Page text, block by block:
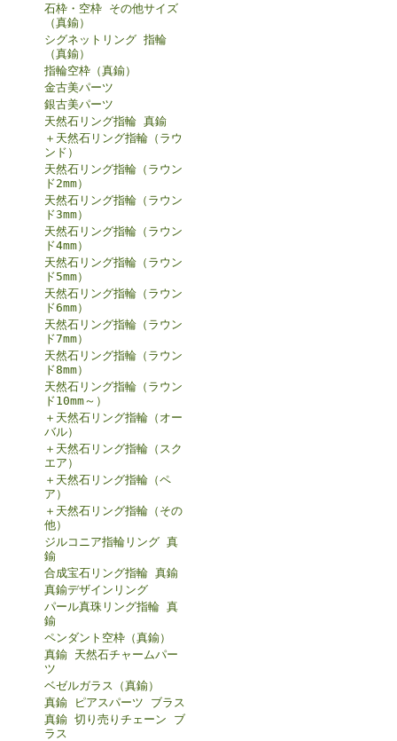
石枠・空枠 その他サイズ
（真鍮）
シグネットリング 指輪
（真鍮）
指輪空枠（真鍮）
金古美パーツ
銀古美パーツ
天然石リング指輪 真鍮
＋天然石リング指輪（ラウ
ンド）
天然石リング指輪（ラウン
ド2mm）
天然石リング指輪（ラウン
ド3mm）
天然石リング指輪（ラウン
ド4mm）
天然石リング指輪（ラウン
ド5mm）
天然石リング指輪（ラウン
ド6mm）
天然石リング指輪（ラウン
ド7mm）
天然石リング指輪（ラウン
ド8mm）
天然石リング指輪（ラウン
ド10mm～）
＋天然石リング指輪（オー
バル）
＋天然石リング指輪（スク
エア）
＋天然石リング指輪（ペ
ア）
＋天然石リング指輪（その
他）
ジルコニア指輪リング 真
鍮
合成宝石リング指輪 真鍮
真鍮デザインリング
パール真珠リング指輪 真
鍮
ペンダント空枠（真鍮）
真鍮 天然石チャームパー
ツ
ベゼルガラス（真鍮）
真鍮 ピアスパーツ ブラス
真鍮 切り売りチェーン ブ
ラス